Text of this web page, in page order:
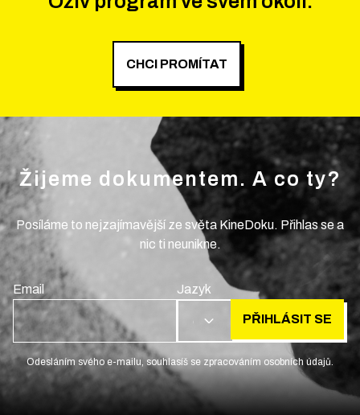
CHCI PROMÍTAT
Žijeme dokumentem. A co ty?
Posíláme to nejzajímavější ze světa KineDoku. Přihlas se a
nic ti neunikne.
Email Jazyk
CS PŘIHLÁSIT SE
Odesláním svého e-mailu, souhlasíš se zpracováním osobních údajů.